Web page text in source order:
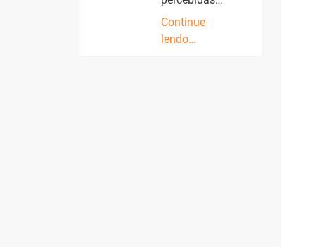
Continue
lendo…